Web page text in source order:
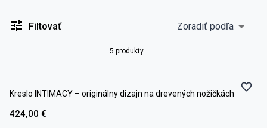
Filtovať Zoradiť podľa
5 produkty
Kreslo INTIMACY – originálny dizajn na drevených nožičkách
424,00 €